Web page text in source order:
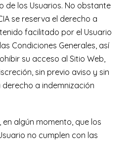
de los Usuarios. No obstante
se reserva el derecho a
facilitado por el Usuario
Condiciones Generales, así
su acceso al Sitio Web,
sin previo aviso y sin
a indemnización
en algún momento, que los
no cumplen con las